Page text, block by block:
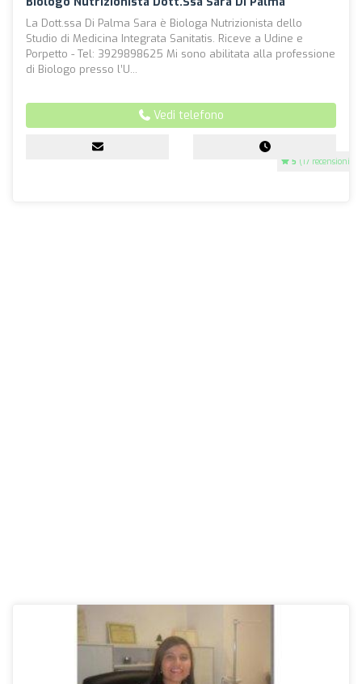
5 (17 recensioni)
La Dott.ssa Di Palma Sara è Biologa Nutrizionista dello
Studio di Medicina Integrata Sanitatis. Riceve a Udine e
Porpetto - Tel: 3929898625 Mi sono abilitata alla professione
di Biologo presso l’U...
Vedi telefono